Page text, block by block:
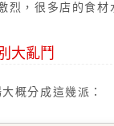
烈，很多店的食
大亂鬥
概分成這幾派：